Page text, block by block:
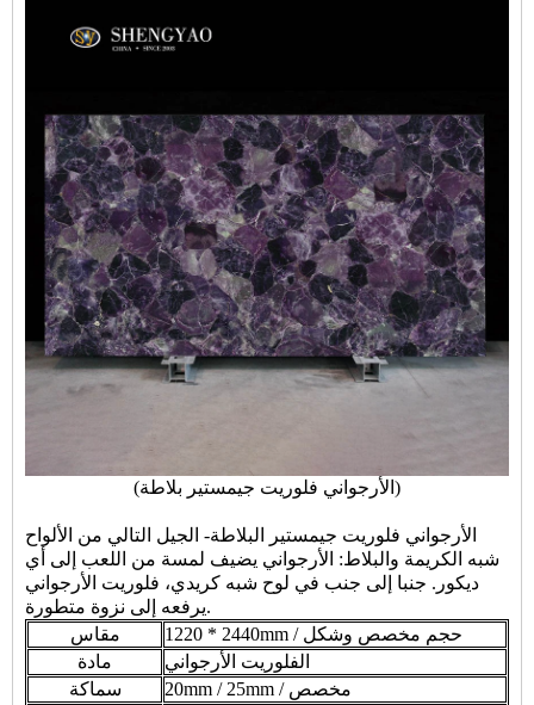
(الأرجواني فلوريت جيمستير بلاطة)
الأرجواني فلوريت جيمستير البلاطة- الجيل التالي من الألواح
شبه الكريمة والبلاط: الأرجواني يضيف لمسة من اللعب إلى أي
ديكور. جنبا إلى جنب في لوح شبه كريدي، فلوريت الأرجواني
يرفعه إلى نزوة متطورة.
مقاس
1220 * 2440mm / حجم مخصص وشكل
مادة
الفلوريت الأرجواني
سماكة
20mm / 25mm / مخصص